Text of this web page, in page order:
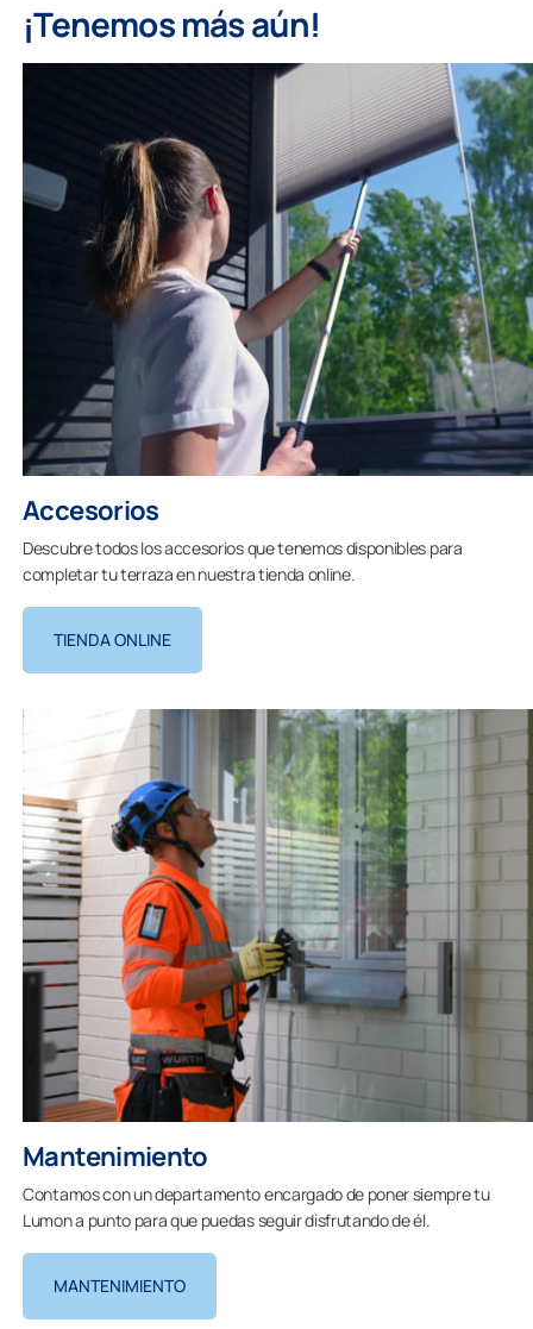
¡Tenemos más aún!
Accesorios
Descubre todos los accesorios que tenemos disponibles para
completar tu terraza en nuestra tienda online.
TIENDA ONLINE
Mantenimiento
Contamos con un departamento encargado de poner siempre tu
Lumon a punto para que puedas seguir disfrutando de él.
MANTENIMIENTO